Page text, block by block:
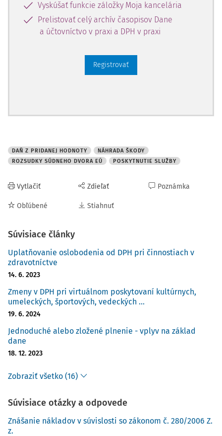
Vyskúšať funkcie záložky Moja kancelária
Prelistovať celý archív časopisov Dane
a účtovníctvo v praxi a DPH v praxi
Registrovať
DAŇ Z PRIDANEJ HODNOTY
NÁHRADA ŠKODY
ROZSUDKY SÚDNEHO DVORA EÚ
POSKYTNUTIE SLUŽBY
Vytlačiť
Obľúbené
Zdieľať
Stiahnuť
Poznámka
Súvisiace články
Uplatňovanie oslobodenia od DPH pri činnostiach v
zdravotníctve
14. 6. 2023
Zmeny v DPH pri virtuálnom poskytovaní kultúrnych,
umeleckých, športových, vedeckých ...
19. 6. 2024
Jednoduché alebo zložené plnenie - vplyv na základ
dane
18. 12. 2023
Zobraziť všetko (16)
Súvisiace otázky a odpovede
Znášanie nákladov v súvislosti so zákonom č. 280/2006 Z.
z.